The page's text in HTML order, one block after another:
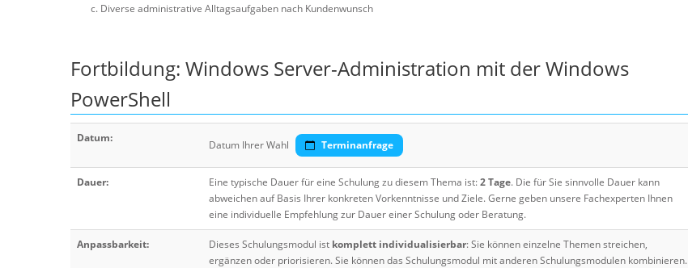
c. Diverse administrative Alltagsaufgaben nach Kundenwunsch
Fortbildung: Windows Server-Administration mit der Windows
PowerShell
Datum:
Datum Ihrer Wahl Terminanfrage
Dauer: Eine typische Dauer für eine Schulung zu diesem Thema ist:2 Tage. Die für Sie sinnvolle Dauer kann
abweichen auf Basis Ihrer konkreten Vorkenntnisse und Ziele. Gerne geben unsere Fachexperten Ihnen
eine individuelle Empfehlung zur Dauer einer Schulung oder Beratung.
Anpassbarkeit: Dieses Schulungsmodul ist komplett individualisierbar: Sie können einzelne Themen streichen,
ergänzen oder priorisieren. Sie können das Schulungsmodul mit anderen Schulungsmodulen kombinieren.